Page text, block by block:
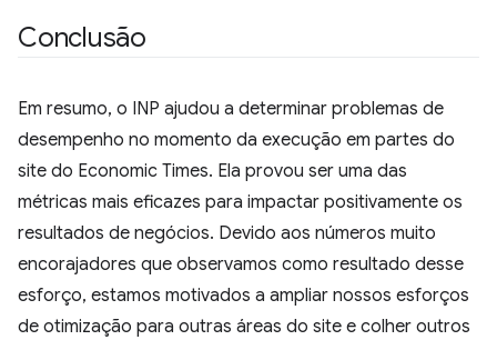
Conclusão
Em resumo, o INP ajudou a determinar problemas de
desempenho no momento da execução em partes do
site do Economic Times. Ela provou ser uma das
métricas mais eficazes para impactar positivamente os
resultados de negócios. Devido aos números muito
encorajadores que observamos como resultado desse
esforço, estamos motivados a ampliar nossos esforços
de otimização para outras áreas do site e colher outros